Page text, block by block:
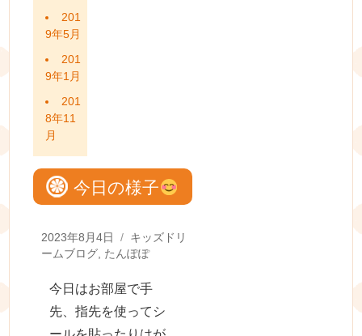
201
9年5月
201
9年1月
201
8年11
月
今日の様子
Posted
on
2023年8月4日 Categories
キッズドリ
ームブログ, たんぽぽ
今日はお部屋で手
先、指先を使ってシ